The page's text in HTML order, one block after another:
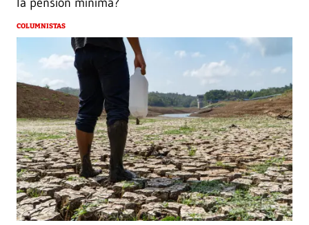
COLUMNISTAS